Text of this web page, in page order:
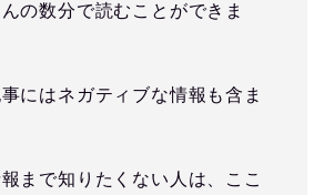
の数分で読むことができま
にはネガティブな情報も含ま
まで知りたくない人は、ここ